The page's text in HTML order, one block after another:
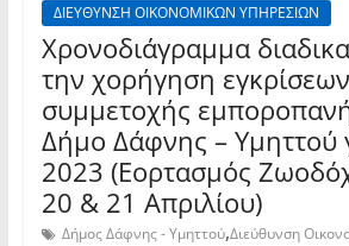
ΔΙΕΥΘΥΝΣΗ ΟΙΚΟΝΟΜΙΚΩΝ ΥΠΗΡΕΣΙΩΝ
Χρονοδιάγραμμα
την χορήγηση εγκρίσεων
συμμετοχής
Δήμο Δάφνης – Υμηττού
2023 (Εορτασμός
20 & 21 Απριλίου)
Δήμος Δάφνης - Υμηττού,Διεύθυνση